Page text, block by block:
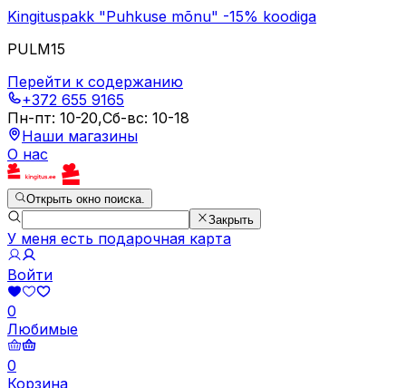
Kingituspakk "Puhkuse mõnu" -15% koodiga
PULM15
Перейти к содержанию
+372 655 9165
Пн-пт: 10-20,Сб-вс: 10-18
Наши магазины
О нас
Открыть окно поиска.
Закрыть
У меня есть подарочная карта
Войти
0
Любимые
0
Корзина